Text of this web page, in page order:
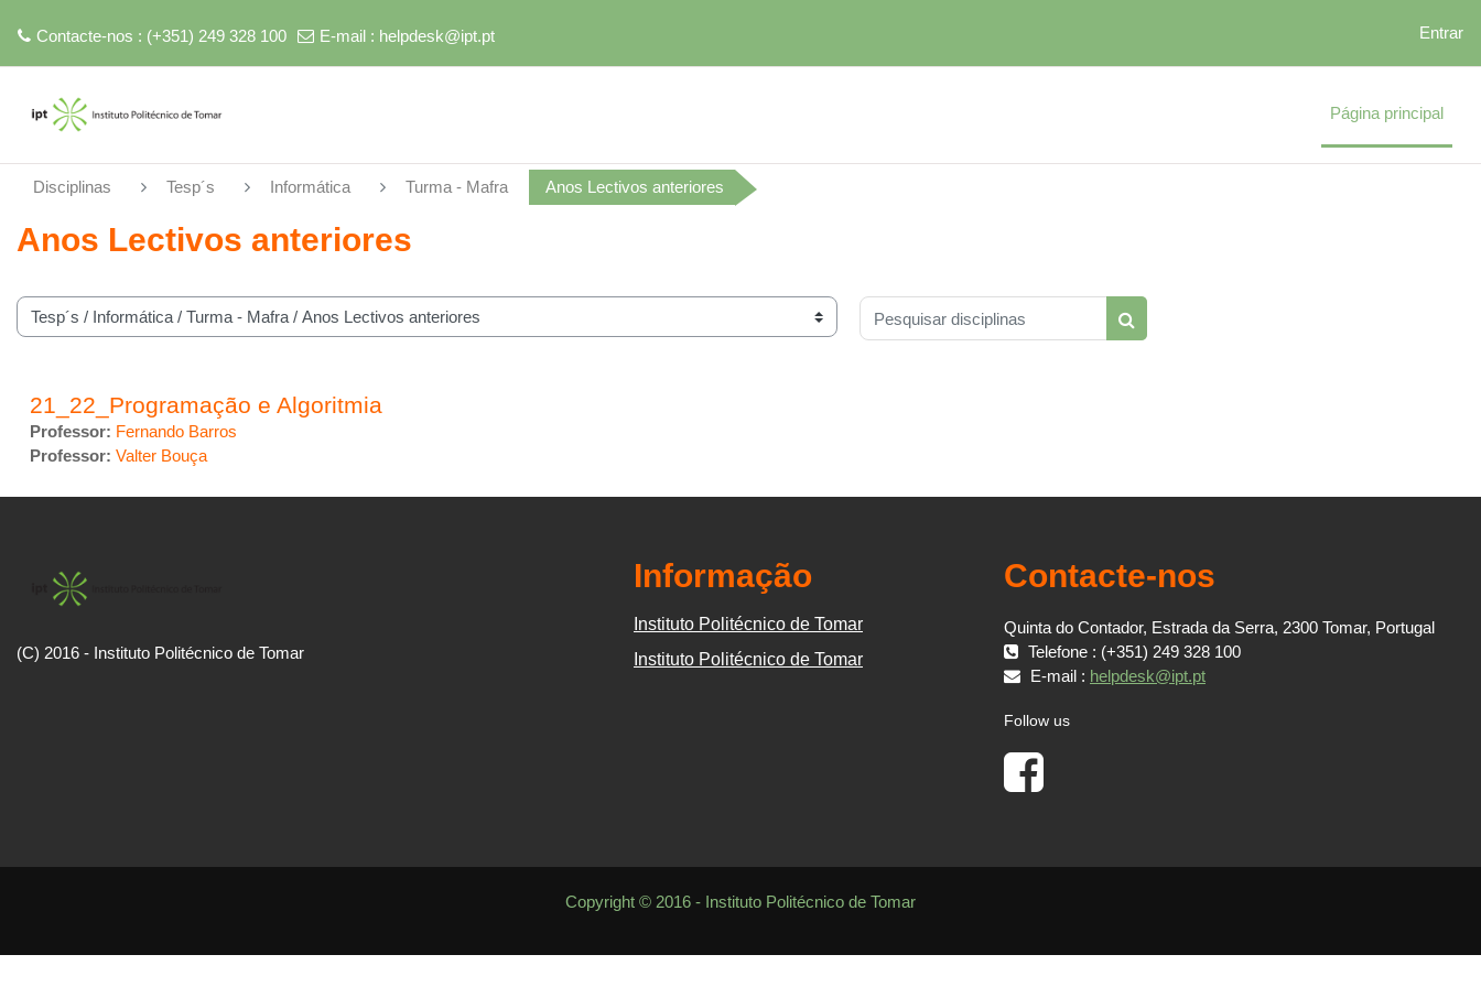
Contacte-nos : (+351) 249 328 100 E-mail : helpdesk@ipt.pt Entrar
Página principal
Disciplinas Tesp´s Informática Turma - Mafra Anos Lectivos anteriores
Anos Lectivos anteriores
de disciplinas
Pesquisar disciplinas
Pesquisar disciplinas
21_22_Programação e Algoritmia
Professor: Fernando Barros
Professor: Valter Bouça
(C) 2016 - Instituto Politécnico de Tomar
Informação
Instituto Politécnico de Tomar
Instituto Politécnico de Tomar
Contacte-nos
Quinta do Contador, Estrada da Serra, 2300 Tomar, Portugal
Telefone : (+351) 249 328 100
E-mail : helpdesk@ipt.pt
Follow us
Copyright © 2016 - Instituto Politécnico de Tomar